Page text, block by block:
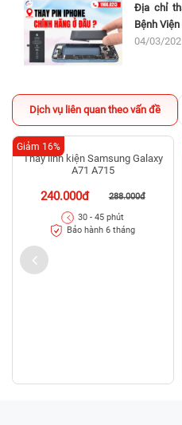
Địa chỉ
Bệnh
04/03/
Dịch vụ liên quan theo vấn đề
Thay linh kiện Samsung Galaxy
A71 A715
240.000đ 288.000đ
Giảm 16%
30 - 45 phút
Bảo hành 6 tháng